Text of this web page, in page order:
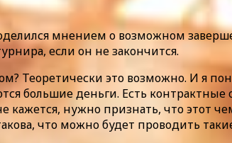
мнением о возможном
если он не закончится.
Теоретически это возможно. И я
большие деньги. Есть
кажется, нужно признать, что этот
что можно будет проводить